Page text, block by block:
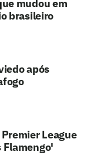
mudou em
brasileiro
após
League
Flamengo'